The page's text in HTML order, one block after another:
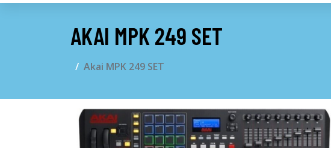
AKAI MPK 249 SET
Akai MPK 249 SET